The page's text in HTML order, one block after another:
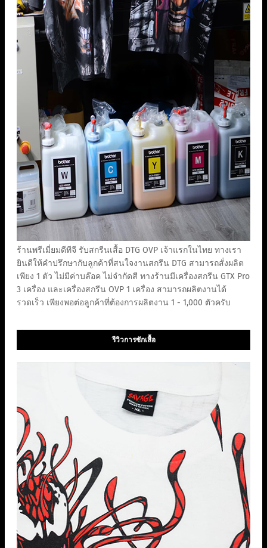
ร้านพรีเมี่ยมดีทีจี รับสกรีนเสื้อ DTG OVP เจ้าแรกในไทย ทางเรา
ยินดีให้คำปรึกษากับลูกค้าที่สนใจงานสกรีน DTG สามารถสั่งผลิต
เพียง 1 ตัว ไม่มีค่าบล๊อค ไม่จำกัดสี ทางร้านมีเครื่องสกรีน GTX Pro
3 เครื่อง และเครื่องสกรีน OVP 1 เครื่อง สามารถผลิตงานได้
รวดเร็ว เพียงพอต่อลูกค้าที่ต้องการผลิตงาน 1 - 1,000 ตัวครับ
รีวิวการซักเสื้อ